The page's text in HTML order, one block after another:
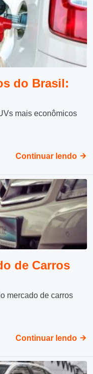
do Brasil:
mais econômicos
Continuar lendo
de Carros
mercado de carros
Continuar lendo